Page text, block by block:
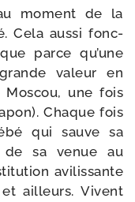
moment de la
Cela aus­si fonc­
parce qu’une
valeur en
Moscou, une fois
Chaque fois
qui sauve sa
sa venue au
avi­lis­sante
ailleurs. Vivent